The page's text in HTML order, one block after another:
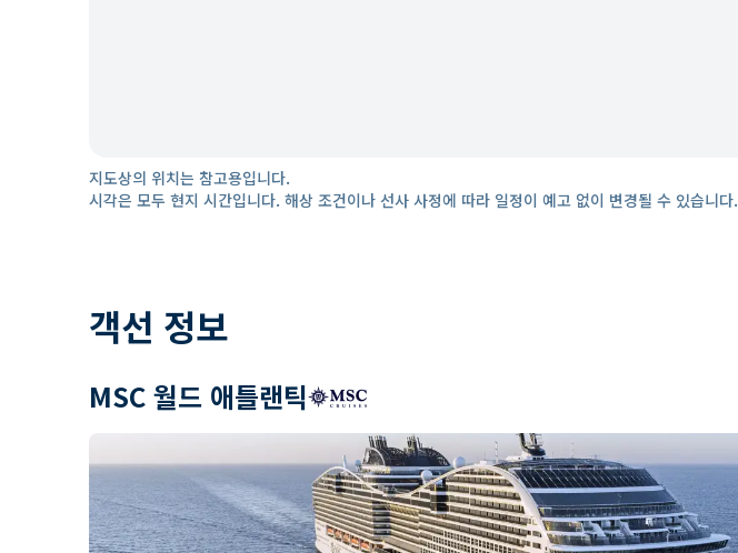
지도상의 위치는 참고용입니다.
시각은 모두 현지 시간입니다. 해상 조건이나 선사 사정에 따라 일정이 예고 없이 변경될 수 있습니다.
객선 정보
MSC 월드 애틀랜틱